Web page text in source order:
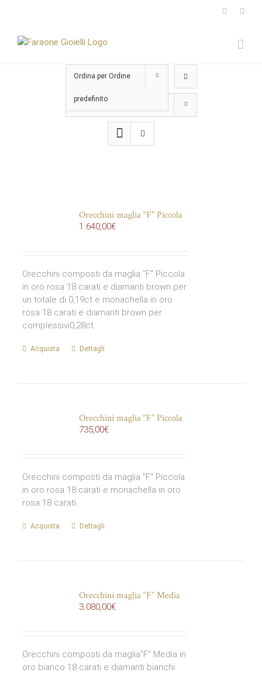
Instagram
Ordina per Ordine
predefinito
Mostra
Orecchini maglia “F” Piccola
1.640,00€
Orecchini composti da maglia "F" Piccola
in oro rosa 18 carati e diamanti brown per
un totale di 0,19ct e monachella in oro
rosa 18 carati e diamanti brown per
complessivi0,28ct
Acquista Dettagli
Orecchini maglia “F” Piccola
735,00€
Orecchini composti da maglia "F" Piccola
in oro rosa 18 carati e monachella in oro
rosa 18 carati
Acquista Dettagli
Orecchini maglia “F” Media
3.080,00€
Orecchini composti da maglia"F" Media in
oro bianco 18 carati e diamanti bianchi